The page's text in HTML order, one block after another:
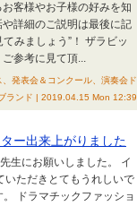
客様やお子様の好みを知
詳細のご説明は最後に記
みましょう”！ ザラビッ
参考に見て頂...
発表会＆コンクール、演奏会ド
ランド | 2019.04.15 Mon 12:39
ー出来上がりました
生にお願いしました。 イ
いただきとてもうれしいで
ドラマチックファッショ